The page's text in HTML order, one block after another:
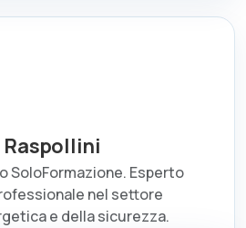
SoloFormazione. Esperto
nel settore
e della sicurezza.